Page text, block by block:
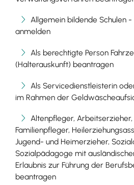
Allgemein bildende Schulen
anmelden
Als berechtigte Person
(Halterauskunft) beantragen
Als Servicedienstleisterin
im Rahmen der
Altenpfleger,
Familienpfleger,
Jugend- und Heimerzieher,
Sozialpädagoge mit
Erlaubnis zur Führung der
beantragen